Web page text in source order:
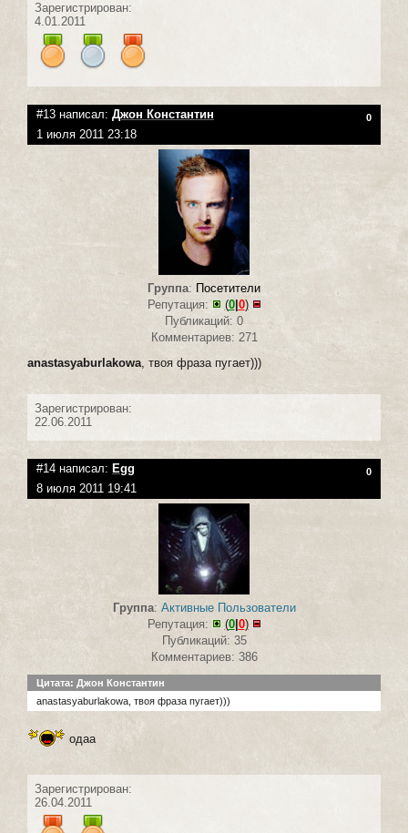
Зарегистрирован:
4.01.2011
#13 написал: Джон Константин 0
1 июля 2011 23:18
Группа: Посетители
Репутация:
(0| 0)
Публикаций: 0
Комментариев: 271
anastasyaburlakowa, твоя фраза пугает)))
Зарегистрирован:
22.06.2011
#14 написал: Egg 0
8 июля 2011 19:41
Группа: Активные Пользователи
Репутация:
(0| 0)
Публикаций: 35
Комментариев: 386
Цитата: Джон Константин
anastasyaburlakowa, твоя фраза пугает)))
одаа
Зарегистрирован:
26.04.2011